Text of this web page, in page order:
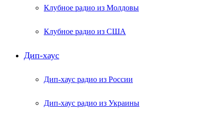
Клубное радио из Молдовы
Клубное радио из США
Дип-хаус
Дип-хаус радио из России
Дип-хаус радио из Украины